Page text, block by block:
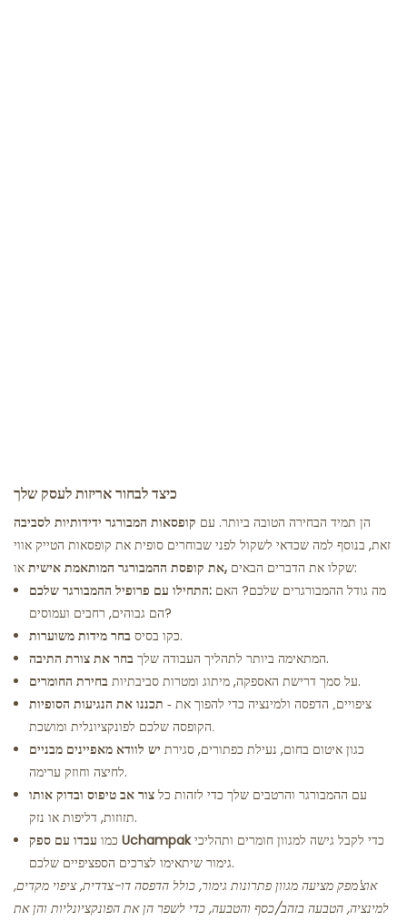
כיצד לבחור אריזות לעסק שלך
קופסאות המבורגר ידידותיות לסביבה הן תמיד הבחירה הטובה ביותר. עם
זאת, בנוסף למה שכדאי לשקול לפני שבוחרים סופית את קופסאות הטייק אווי
או
את קופסת ההמבורגר המותאמת אישית,
שקלו את הדברים הבאים:
התחילו עם פרופיל ההמבורגר שלכם: מה גודל ההמבורגרים שלכם? האם
הם גבוהים, רחבים ועמוסים?
בחר מידות משוערות
כקו בסיס.
בחר את צורת התיבה
המתאימה ביותר לתהליך העבודה שלך.
בחירת החומרים
על סמך דרישת האספקה, מיתוג ומטרות סביבתיות.
תכננו את הנגיעות הסופיות - ציפויים, הדפסה ולמינציה כדי להפוך את
הקופסה שלכם לפונקציונלית ומושכת.
יש לוודא מאפיינים מבניים כגון איטום בחום, נעילת כפתורים, סגירת
לחיצה וחוזק ערימה.
צור אב טיפוס ובדוק אותו עם ההמבורגר והרטבים שלך כדי לזהות כל
תזוזות, דליפות או נזק.
עבדו עם ספק כמו Uchampak כדי לקבל גישה למגוון חומרים ותהליכי
גימור שיתאימו לצרכים הספציפיים שלכם.
אוצ'מפק מציעה מגוון פתרונות גימור, כולל הדפסה דו-צדדית, ציפוי מקדים,
למינציה, הטבעה בזהב/כסף והטבעה, כדי לשפר הן את הפונקציונליות והן את